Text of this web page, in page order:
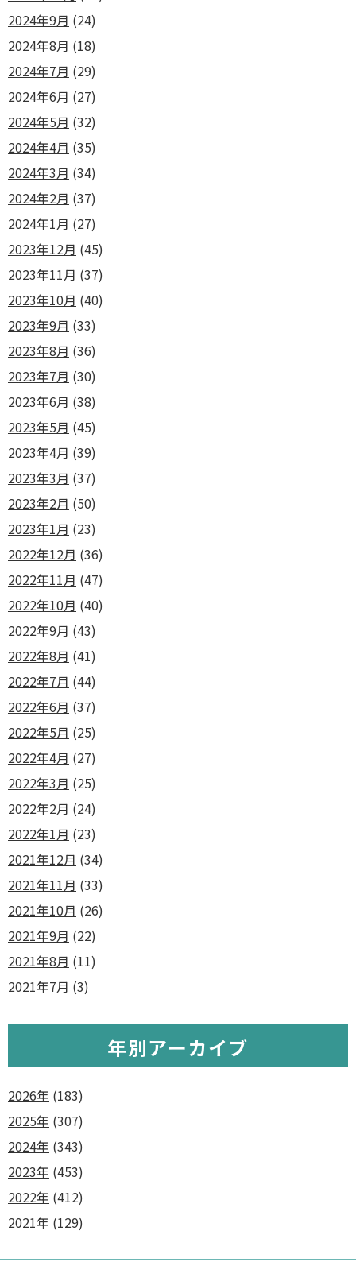
2024年9月 (24)
2024年8月 (18)
2024年7月 (29)
2024年6月 (27)
2024年5月 (32)
2024年4月 (35)
2024年3月 (34)
2024年2月 (37)
2024年1月 (27)
2023年12月 (45)
2023年11月 (37)
2023年10月 (40)
2023年9月 (33)
2023年8月 (36)
2023年7月 (30)
2023年6月 (38)
2023年5月 (45)
2023年4月 (39)
2023年3月 (37)
2023年2月 (50)
2023年1月 (23)
2022年12月 (36)
2022年11月 (47)
2022年10月 (40)
2022年9月 (43)
2022年8月 (41)
2022年7月 (44)
2022年6月 (37)
2022年5月 (25)
2022年4月 (27)
2022年3月 (25)
2022年2月 (24)
2022年1月 (23)
2021年12月 (34)
2021年11月 (33)
2021年10月 (26)
2021年9月 (22)
2021年8月 (11)
2021年7月 (3)
年別アーカイブ
2026年 (183)
2025年 (307)
2024年 (343)
2023年 (453)
2022年 (412)
2021年 (129)